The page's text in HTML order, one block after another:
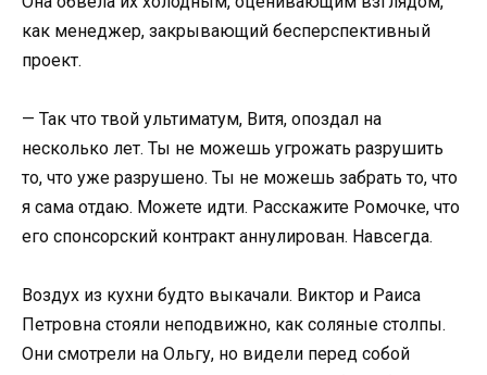
как менеджер, закрывающий бесперспективный
проект.
— Так что твой ультиматум, Витя, опоздал на
несколько лет. Ты не можешь угрожать разрушить
то, что уже разрушено. Ты не можешь забрать то, что
я сама отдаю. Можете идти. Расскажите Ромочке, что
его спонсорский контракт аннулирован. Навсегда.
Воздух из кухни будто выкачали. Виктор и Раиса
Петровна стояли неподвижно, как соляные столпы.
Они смотрели на Ольгу, но видели перед собой